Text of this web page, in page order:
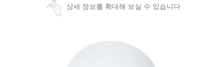
상세 정보를 확대해 보실 수 있습니다